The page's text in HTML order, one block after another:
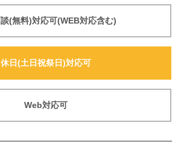
(無料)対応可(WEB対応含む)
休日(土日祝祭日)対応可
Web対応可